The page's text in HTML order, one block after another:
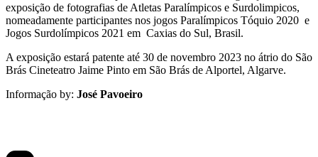
exposição de fotografias de Atletas Paralímpicos e Surdolimpicos,
nomeadamente participantes nos jogos Paralímpicos Tóquio 2020 e
Jogos Surdolímpicos 2021 em Caxias do Sul, Brasil.
A exposição estará patente até 30 de novembro 2023 no átrio do São
Brás Cineteatro Jaime Pinto em São Brás de Alportel, Algarve.
Informação by: José Pavoeiro